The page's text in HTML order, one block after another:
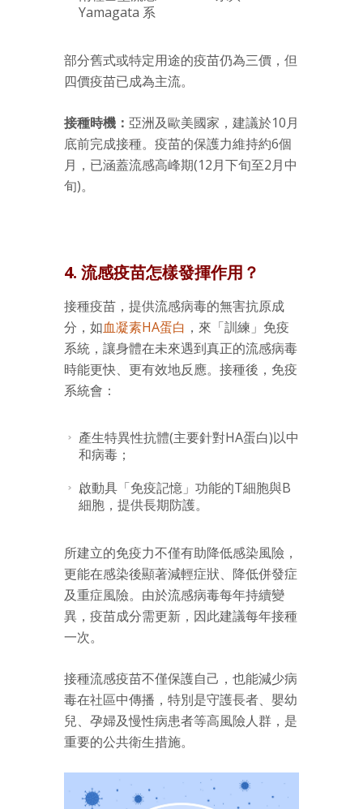
Yamagata 系
部分舊式或特定用途的疫苗仍為三價，但
四價疫苗已成為主流。
接種時機： 亞洲及歐美國家，建議於10月
底前完成接種。疫苗的保護力維持約6個
月，已涵蓋流感高峰期(12月下旬至2月中
旬)。
4. 流感疫苗怎樣發揮作用？
接種疫苗，提供流感病毒的無害抗原成
分，如血凝素HA蛋白 ，來「訓練」免疫
系統，讓身體在未來遇到真正的流感病毒
時能更快、更有效地反應。接種後，免疫
系統會：
產生特異性抗體(主要針對HA蛋白)以中
和病毒；
啟動具「免疫記憶」功能的T細胞與B
細胞，提供長期防護。
所建立的免疫力不僅有助降低感染風險，
更能在感染後顯著減輕症狀、降低併發症
及重症風險。由於流感病毒每年持續變
異，疫苗成分需更新，因此建議每年接種
一次。
接種流感疫苗不僅保護自己，也能減少病
毒在社區中傳播，特別是守護長者、嬰幼
兒、孕婦及慢性病患者等高風險人群，是
重要的公共衛生措施。